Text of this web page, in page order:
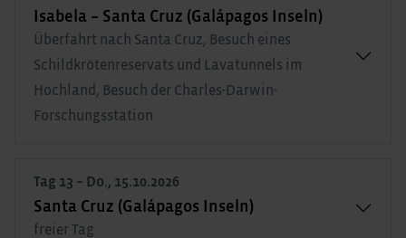
Isabela – Santa Cruz (Galápagos Inseln)
Überfahrt nach Santa Cruz, Besuch eines
Schildkrötenreservats und Lavatunnels im
Hochland, Besuch der Charles-Darwin-
Forschungsstation
Tag 13 – Do., 15.10.2026
Santa Cruz (Galápagos Inseln)
freier Tag